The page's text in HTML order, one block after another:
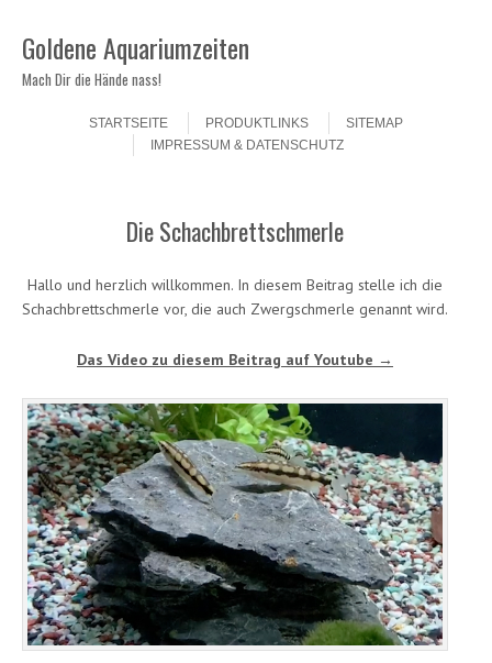
Goldene Aquariumzeiten
Mach Dir die Hände nass!
STARTSEITE
PRODUKTLINKS
SITEMAP
IMPRESSUM & DATENSCHUTZ
Die Schachbrettschmerle
Hallo und herzlich willkommen. In diesem Beitrag stelle ich die
Schachbrettschmerle vor, die auch Zwergschmerle genannt wird.
Das Video zu diesem Beitrag auf Youtube →